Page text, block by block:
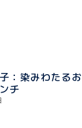
：染みわたるお
チ